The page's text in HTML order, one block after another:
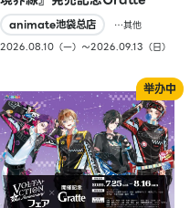
animate池袋总店
…其他
2026.08.10（一）〜2026.09.13（日）